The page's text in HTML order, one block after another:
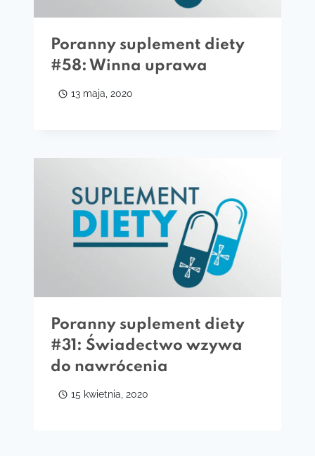
Poranny suplement diety
#58: Winna uprawa
13 maja, 2020
Poranny suplement diety
#31: Świadectwo wzywa
do nawrócenia
15 kwietnia, 2020